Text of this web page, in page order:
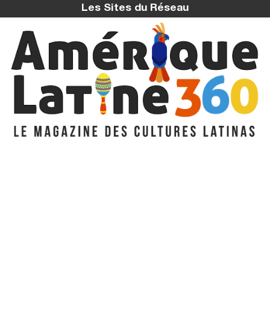
Les Sites du Réseau